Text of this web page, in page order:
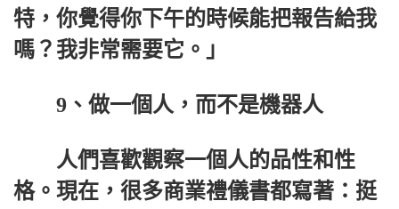
特，你覺得你下午的時候能把報告給我
嗎？我非常需要它。」
9、做一個人，而不是機器人
人們喜歡觀察一個人的品性和性
格。現在，很多商業禮儀書都寫著：挺